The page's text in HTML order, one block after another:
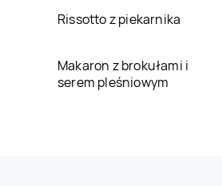
Rissotto z piekarnika
Makaron z brokułami i
serem pleśniowym